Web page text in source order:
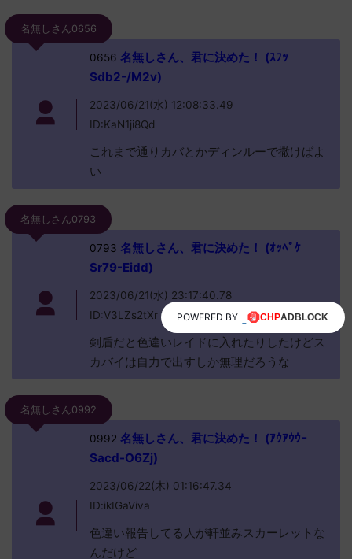
名無しさん0656
0656 名無しさん、君に決めた！ (ｽﾌｯ
Sdb2-/M2v)
2023/06/21(水) 12:08:33.49
ID:KaN1ji8Qd
これまで通りカバとかディンルーで撒けばよ
い
名無しさん0793
0793 名無しさん、君に決めた！ (ｵｯﾍﾟｹ
Sr79-Eidd)
2023/06/21(水) 23:17:40.78
ID:V3LZs2tXr
剣盾だと色違いレイドに入れたりしたけどス
カバイは自力で出すしか無理だろうな
名無しさん0992
0992 名無しさん、君に決めた！ (ｱｳｱｳｳｰ
Sacd-O6Zj)
2023/06/22(木) 01:16:47.34
ID:ikIGaViva
色違い報告してる人が軒並みスカーレットな
んだけど
POWERED BY